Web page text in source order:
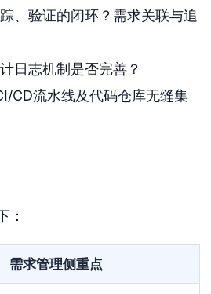
、验证的闭环？需求关联与追
日志机制是否完善？
CD流水线及代码仓库无缝集
：
需求管理侧重点